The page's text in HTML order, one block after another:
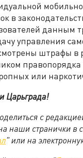
в
данным
управления
штрафы в
или
Царьграда!
с
наши странички в
" или на